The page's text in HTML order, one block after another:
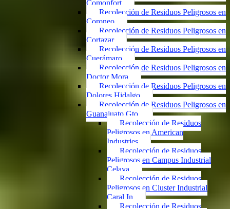
Comonfort
Recolección de Residuos Peligrosos en
Coroneo
Recolección de Residuos Peligrosos en
Cortazar
Recolección de Residuos Peligrosos en
Cuerámaro
Recolección de Residuos Peligrosos en
Doctor Mora
Recolección de Residuos Peligrosos en
Dolores Hidalgo
Recolección de Residuos Peligrosos en
Guanajuato Gto.
Recolección de Residuos
Peligrosos en American
Industries
Recolección de Residuos
Peligrosos en Campus Industrial
Celaya
Recolección de Residuos
Peligrosos en Cluster Industrial
Caral In
Recolección de Residuos